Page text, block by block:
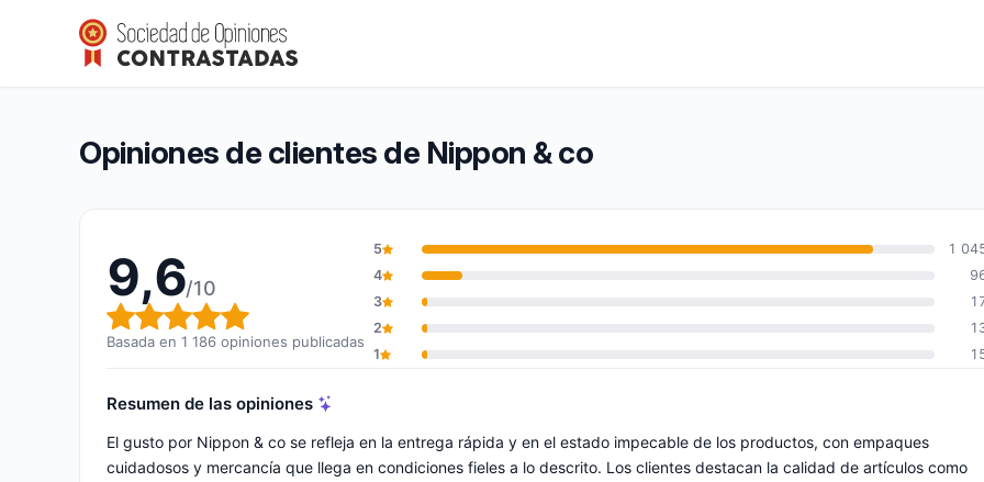
Nippon & co
Calificación global: 9,6 de 10
9,6/10(1 186 opiniones)
Opiniones de clientes de Nippon & co
9,6/10
Calificación global: 9,6 de 10
Basada en 1 186 opiniones publicadas
5
1
4
3
2
1
Resumen de las opiniones
El gusto por Nippon & co se refleja en la entrega rápida y en el estado impecable de los productos, con empaques
cuidadosos y mercancía que llega en condiciones fieles a lo descrito. Los clientes destacan la calidad de artículos como